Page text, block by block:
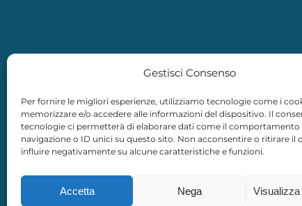
Gestisci Consenso
Per fornire le migliori esperienze, utilizziamo tecnologie come i
memorizzare e/o accedere alle informazioni del dispositivo. Il
tecnologie ci permetterà di elaborare dati come il comportamento
navigazione o ID unici su questo sito. Non acconsentire o ritirare il
influire negativamente su alcune caratteristiche e funzioni.
Accetta Nega